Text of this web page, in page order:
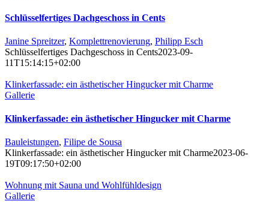
Schlüsselfertiges Dachgeschoss in Cents
Janine Spreitzer, Komplettrenovierung, Philipp Esch
Schlüsselfertiges Dachgeschoss in Cents2023-09-
11T15:14:15+02:00
Klinkerfassade: ein ästhetischer Hingucker mit Charme
Gallerie
Klinkerfassade: ein ästhetischer Hingucker mit Charme
Bauleistungen, Filipe de Sousa
Klinkerfassade: ein ästhetischer Hingucker mit Charme2023-06-
19T09:17:50+02:00
Wohnung mit Sauna und Wohlfühldesign
Gallerie